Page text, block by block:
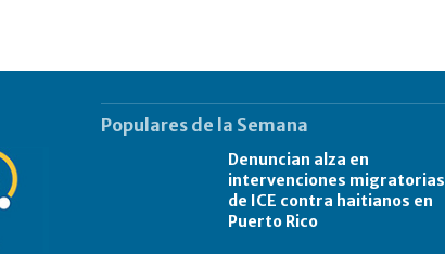
Populares de la Semana
Denuncian alza en
intervenciones migratorias
de ICE contra haitianos en
Puerto Rico